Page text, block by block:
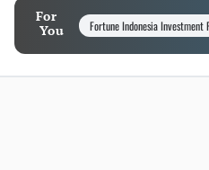
For
You
Fortune Indonesia Investment